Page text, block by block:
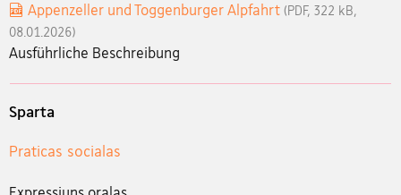
Appenzeller und Toggenburger Alpfahrt (PDF, 322 kB,
08.01.2026)
Ausführliche Beschreibung
Sparta
Praticas socialas